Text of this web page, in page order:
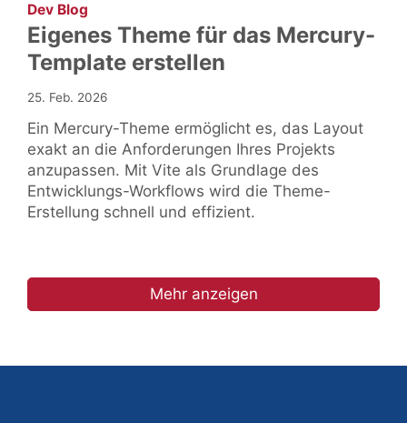
Dev Blog
Eigenes Theme für das Mercury-
Template erstellen
25. Feb. 2026
Ein Mercury-Theme ermöglicht es, das Layout
exakt an die Anforderungen Ihres Projekts
anzupassen. Mit Vite als Grundlage des
Entwicklungs-Workflows wird die Theme-
Erstellung schnell und effizient.
Mehr anzeigen